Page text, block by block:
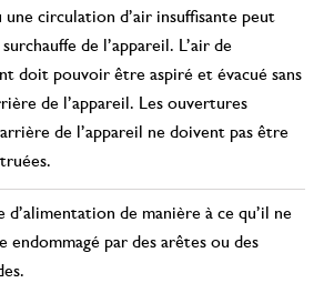
circulation d’air insuffisante peut
de l’appareil. L’air de
doit pouvoir être aspiré et évacué sans
de l’appareil. Les ouvertures
de l’appareil ne doivent pas être
d’alimentation de manière à ce qu’il ne
endommagé par des arêtes ou des